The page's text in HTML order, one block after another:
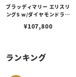
ブラッディマリー エリスリ
ングS w/ダイヤモンドライ
¥107,800
ランキング